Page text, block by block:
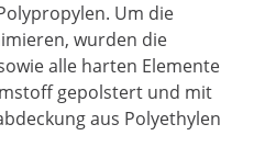
Um die
wurden die
alle harten Elemente
gepolstert und mit
aus Polyethylen